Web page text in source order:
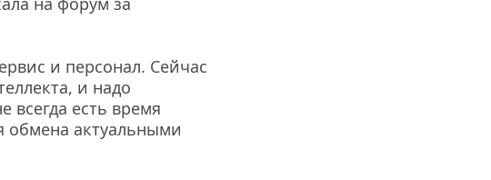
и персонал. Сейчас
и надо
есть время
обмена актуальными